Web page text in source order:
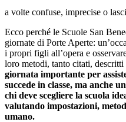
a volte confuse, imprecise o
Ecco perché le Scuole San
giornate di Porte Aperte:
i propri figli all’opera e
loro metodi, tanto citati,
giornata importante per
succede in classe, ma anche
chi deve scegliere la scuola
valutando impostazioni,
umano.